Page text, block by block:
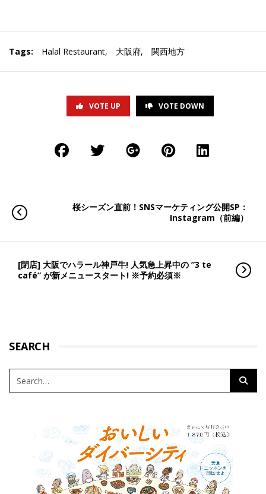
Tags: Halal Restaurant, 大阪府, 関西地方
VOTE UP VOTE DOWN
桜シーズン直前！SNSマーケティング公開SP：
Instagram（前編）
[閉店] 大阪でハラール神戸牛! 人気急上昇中の ”3 te
café” が新メニュースタート! ※予約必須※
SEARCH